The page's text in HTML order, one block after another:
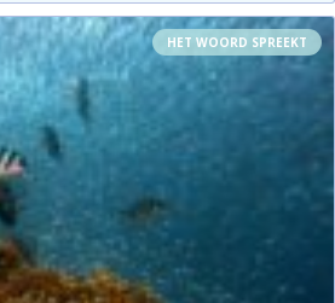
HET WOORD SPREEKT